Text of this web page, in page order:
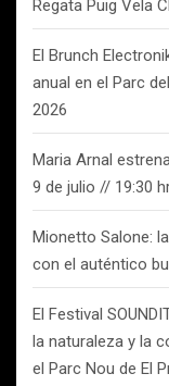
Regata Puig Vela
El Brunch
anual en el Parc
2026
Maria Arnal
9 de julio // 19:30
Mionetto Salone:
con el auténtico
El Festival
la naturaleza y la
el Parc Nou de El